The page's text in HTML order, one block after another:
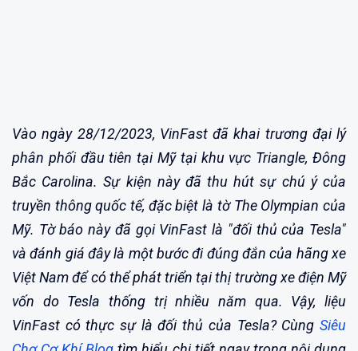
Vào ngày 28/12/2023, VinFast đã khai trương đại lý
phân phối đầu tiên tại Mỹ tại khu vực Triangle, Đông
Bắc Carolina. Sự kiện này đã thu hút sự chú ý của
truyền thông quốc tế, đặc biệt là tờ The Olympian của
Mỹ. Tờ báo này đã gọi VinFast là "đối thủ của Tesla"
và đánh giá đây là một bước đi đúng đắn của hãng xe
Việt Nam để có thể phát triển tại thị trường xe điện Mỹ
vốn do Tesla thống trị nhiều năm qua. Vậy, liệu
VinFast có thực sự là đối thủ của Tesla? Cùng Siêu